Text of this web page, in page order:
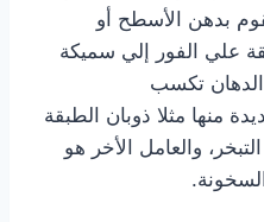
بدهن الأسطح أو
علي الفور إلي سميكة
تكسب
منها مثلا ذوبان الطبقة
والعامل الأخر هو